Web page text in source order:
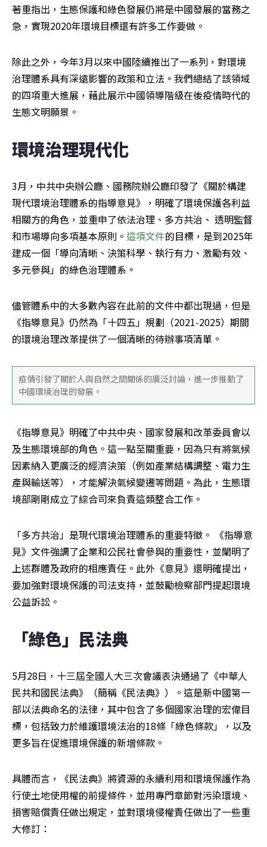
著重指出，生態保護和綠色發展仍將是中國發展的當務之
急，實現2020年環境目標還有許多工作要做。
除此之外，今年3月以來中國陸續推出了一系列，對環境
治理體系具有深遠影響的政策和立法。我們總結了該領域
的四項重大進展，藉此展示中國領導階級在後疫情時代的
生態文明願景。
環境治理現代化
3月，中共中央辦公廳、國務院辦公廳印發了《關於構建
現代環境治理體系的指導意見》，明確了環境保護各利益
相關方的角色，並重申了依法治理、多方共治、 透明監督
和市場導向多項基本原則。 這項文件的目標，是到2025年
建成一個「導向清晰、決策科學、執行有力、激勵有效、
多元參與」的綠色治理體系。
儘管體系中的大多數內容在此前的文件中都出現過，但是
《指導意見》仍然為「十四五」規劃（2021-2025）期間
的環境治理改革提供了一個清晰的待辦事項清單。
疫情引發了關於人與自然之間關係的廣泛討論，進一步推動了
中國環境治理的發展。
《指導意見》明確了中共中央、國家發展和改革委員會以
及生態環境部的角色。這一點至關重要，因為只有將氣候
因素納入更廣泛的經濟決策（例如產業結構調整、電力生
產與輸送等），才能解決氣候變遷等問題。為此，生態環
境部剛剛成立了綜合司來負責這類整合工作。
「多方共治」是現代環境治理體系的重要特徵。 《指導意
見》文件強調了企業和公民社會參與的重要性，並闡明了
上述群體及政府的相應責任。此外《意見》還明確提出，
要加強對環境保護的司法支持，並鼓勵檢察部門提起環境
公益訴訟。
「綠色」民法典
5月28日，十三屆全國人大三次會議表決通過了《中華人
民共和國民法典》（簡稱《民法典》）。這是新中國第一
部以法典命名的法律，其中包含了多個國家治理的宏偉目
標，包括致力於維護環境法治的18條「綠色條款」，以及
更多旨在促進環境保護的新增條款。
具體而言，《民法典》將資源的永續利用和環境保護作為
行使土地使用權的前提條件，並用專門章節對污染環境、
損害賠償責任做出規定，並對環境侵權責任做出了一些重
大修訂：